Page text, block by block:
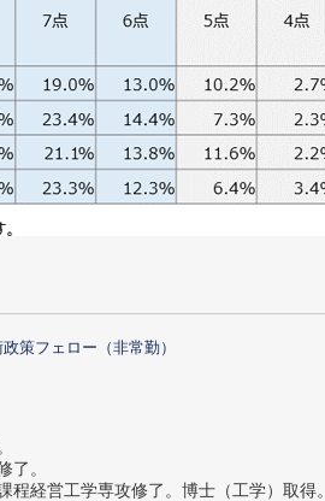
策フェロー（非常勤）
了。
経営工学専攻修了。博士（工学）取得。